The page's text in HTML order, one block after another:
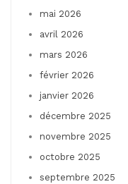
mai 2026
avril 2026
mars 2026
février 2026
janvier 2026
décembre 2025
novembre 2025
octobre 2025
septembre 2025